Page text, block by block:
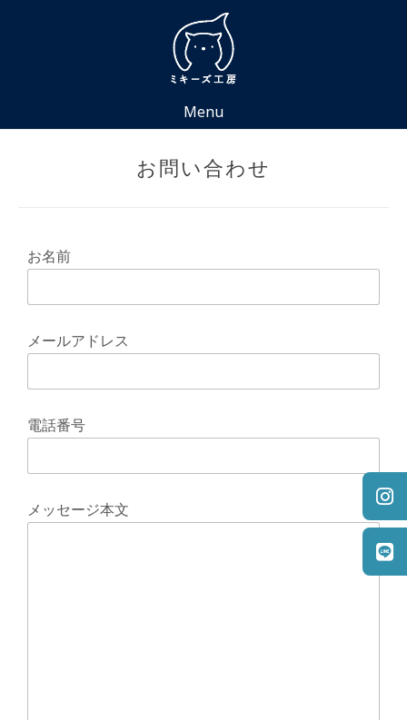
Menu
お問い合わせ
お名前
メールアドレス
電話番号
メッセージ本文